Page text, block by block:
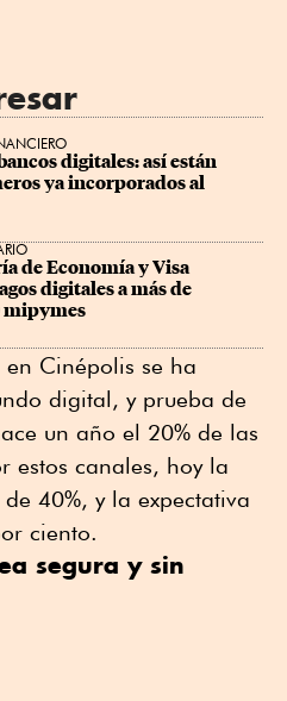
digitales: así están
ya incorporados al
de Economía y Visa
digitales a más de
mipymes
Cinépolis se ha
digital, y prueba de
un año el 20% de las
estos canales, hoy la
40%, y la expectativa
ciento.
segura y sin